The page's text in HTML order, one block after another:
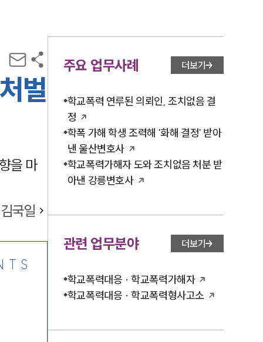
벌
을 마
김국일
주요 업무사례 더보기
학교폭력 연루된 의뢰인, 조치없음 결
정
학폭 가해 학생 조력해 '화해 결정' 받아
낸 울산변호사
학교폭력가해자 도와 조치없음 처분 받
아낸 강릉변호사
관련 업무분야 더보기
학교폭력대응 · 학교폭력가해자
학교폭력대응 · 학교폭력형사고소